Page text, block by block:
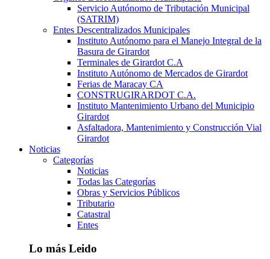
Servicio Autónomo de Tributación Municipal
(SATRIM)
Entes Descentralizados Municipales
Instituto Autónomo para el Manejo Integral de la
Basura de Girardot
Terminales de Girardot C.A
Instituto Autónomo de Mercados de Girardot
Ferias de Maracay CA
CONSTRUGIRARDOT C.A.
Instituto Mantenimiento Urbano del Municipio
Girardot
Asfaltadora, Mantenimiento y Construcción Vial
Girardot
Noticias
Categorías
Noticias
Todas las Categorías
Obras y Servicios Públicos
Tributario
Catastral
Entes
Lo más Leido